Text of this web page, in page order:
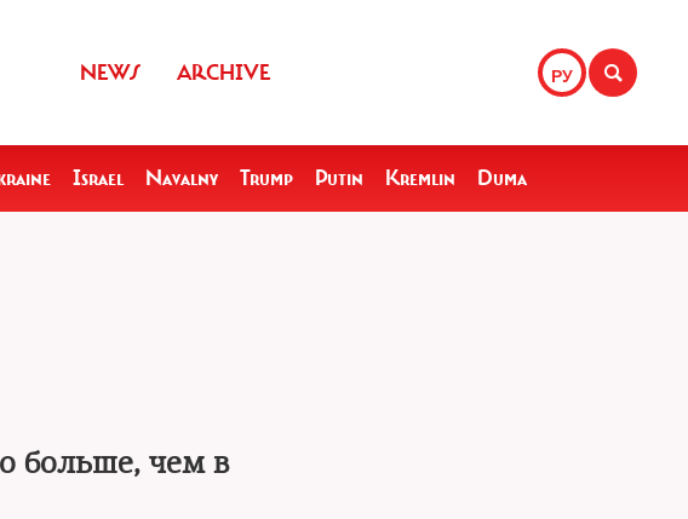
РУ
NEWS ARCHIVE
Israel Navalny Trump Putin Kremlin Duma
больше, чем в